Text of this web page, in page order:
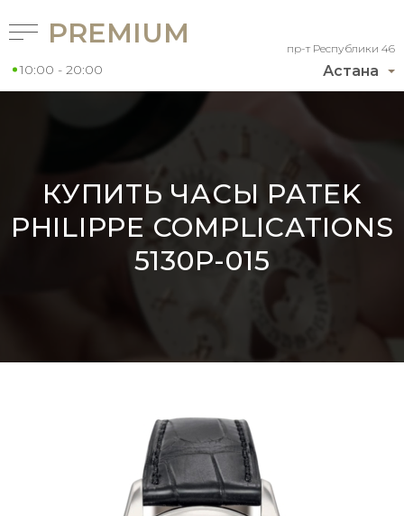
Астана
пр-т Республики 46
PREMIUM
10:00 - 20:00
КУПИТЬ ЧАСЫ PATEK
PHILIPPE COMPLICATIONS
5130P-015